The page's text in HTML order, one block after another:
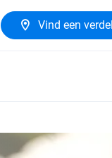
Vind een